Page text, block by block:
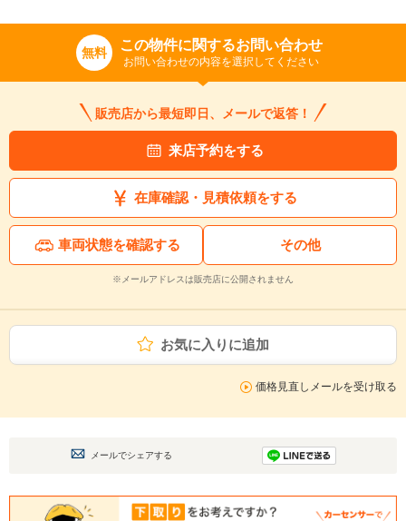
無料 この物件に関するお問い合わせ
お問い合わせの内容を選択してください
販売店から最短即日、メールで返答！
来店予約をする
在庫確認・見積依頼をする
車両状態を確認する その他
※メールアドレスは販売店に公開されません
お気に入りに追加
価格見直しメールを受け取る
メールでシェアする